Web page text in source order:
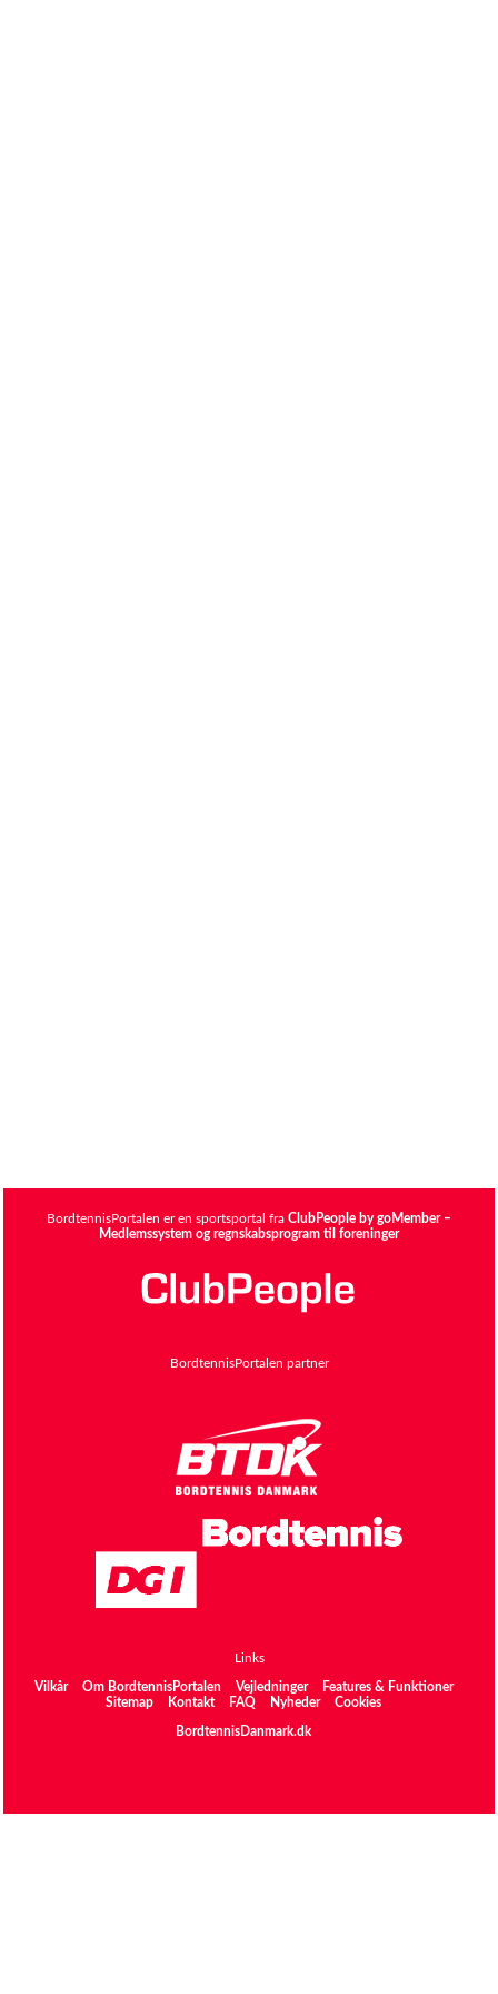
BordtennisPortalen er en sportsportal fra ClubPeople by goMember –
Medlemssystem og regnskabsprogram til foreninger
BordtennisPortalen partner
Links
Vilkår Om BordtennisPortalen Vejledninger
Features & Funktioner
Sitemap
Kontakt FAQ Nyheder Cookies
BordtennisDanmark.dk